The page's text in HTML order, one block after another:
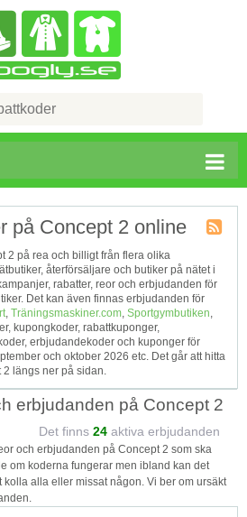
Tagg
RSS
på Concept 2 online
2 på rea och billigt från flera olika
återförsäljare och butiker på nätet i
rabatter, reor och erbjudanden för
Det kan även finnas erbjudanden för
, Träningsmaskiner.com, Sportgymbutiken,
kupongkoder, rabattkuponger,
erbjudandekoder och kuponger för
och oktober 2026 etc. Det går att hitta
längs ner på sidan.
erbjudanden på Concept 2
Det finns 24 aktiva erbjudanden
och erbjudanden på Concept 2 som ska
om koderna fungerar men ibland kan det
alla eller missat någon. Vi ber om ursäkt